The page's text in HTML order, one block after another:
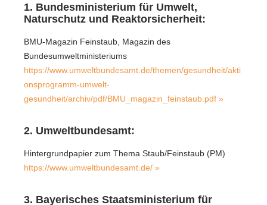
1. Bundesministerium für Umwelt,
Naturschutz und Reaktorsicherheit:
BMU-Magazin Feinstaub, Magazin des
Bundesumweltministeriums
https://www.umweltbundesamt.de/themen/gesundheit/akti
onsprogramm-umwelt-
gesundheit/archiv/pdf/BMU_magazin_feinstaub.pdf »
2. Umweltbundesamt:
Hintergrundpapier zum Thema Staub/Feinstaub (PM)
https://www.umweltbundesamt.de/ »
3. Bayerisches Staatsministerium für